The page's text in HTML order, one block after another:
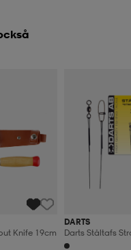
Knife 19cm
DARTS
Darts Ståltafs
15cm